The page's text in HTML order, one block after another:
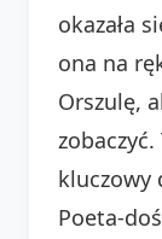
okazała
ona na
Orszulę,
kluczowy
Poeta-